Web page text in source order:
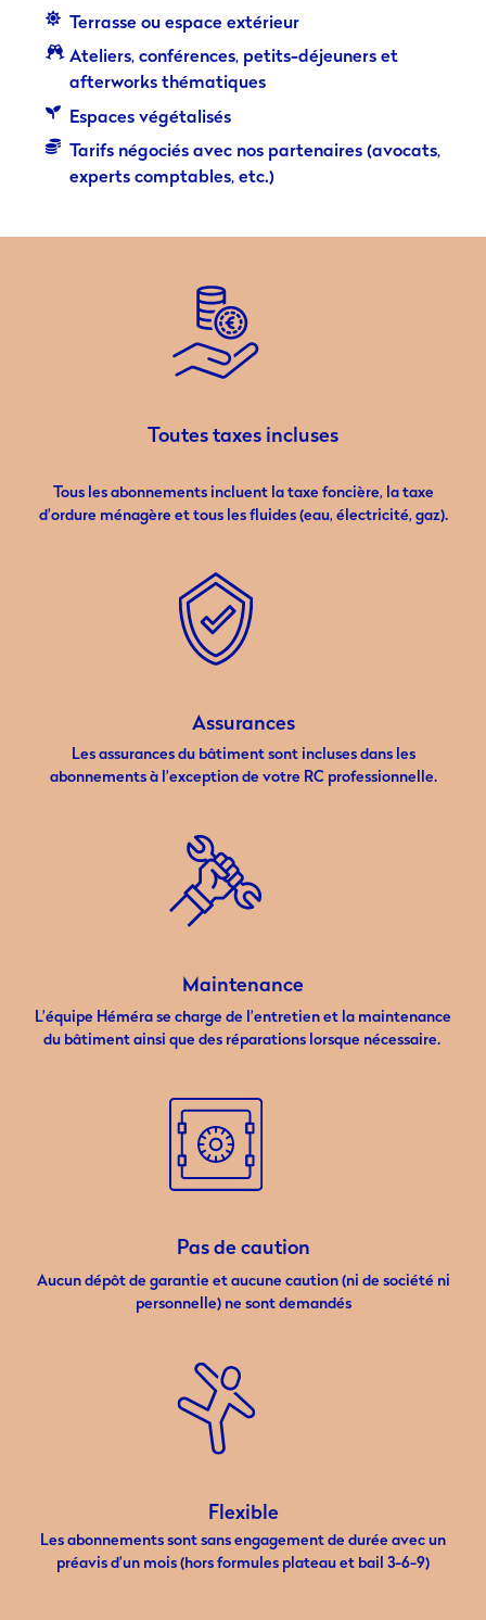
Terrasse ou espace extérieur
Ateliers, conférences, petits-déjeuners et
afterworks thématiques
Espaces végétalisés
Tarifs négociés avec nos partenaires (avocats,
experts comptables, etc.)
Toutes taxes incluses
Tous les abonnements incluent la taxe foncière, la taxe
d’ordure ménagère et tous les fluides (eau, électricité, gaz).
Assurances
Les assurances du bâtiment sont incluses dans les
abonnements à l’exception de votre RC professionnelle.
Maintenance
L’équipe Héméra se charge de l’entretien et la maintenance
du bâtiment ainsi que des réparations lorsque nécessaire.
Pas de caution
Aucun dépôt de garantie et aucune caution (ni de société ni
personnelle) ne sont demandés
Flexible
Les abonnements sont sans engagement de durée avec un
préavis d’un mois (hors formules plateau et bail 3-6-9)